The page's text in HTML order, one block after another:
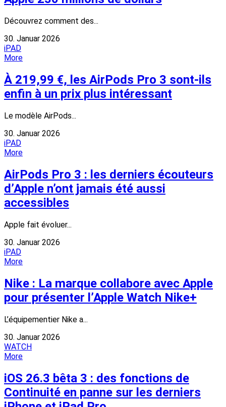
Découvrez comment des...
30. Januar 2026
iPAD
More
À 219,99 €, les AirPods Pro 3 sont-ils
enfin à un prix plus intéressant
Le modèle AirPods...
30. Januar 2026
iPAD
More
AirPods Pro 3 : les derniers écouteurs
d’Apple n’ont jamais été aussi
accessibles
Apple fait évoluer...
30. Januar 2026
iPAD
More
Nike : La marque collabore avec Apple
pour présenter l’Apple Watch Nike+
L’équipementier Nike a...
30. Januar 2026
WATCH
More
iOS 26.3 bêta 3 : des fonctions de
Continuité en panne sur les derniers